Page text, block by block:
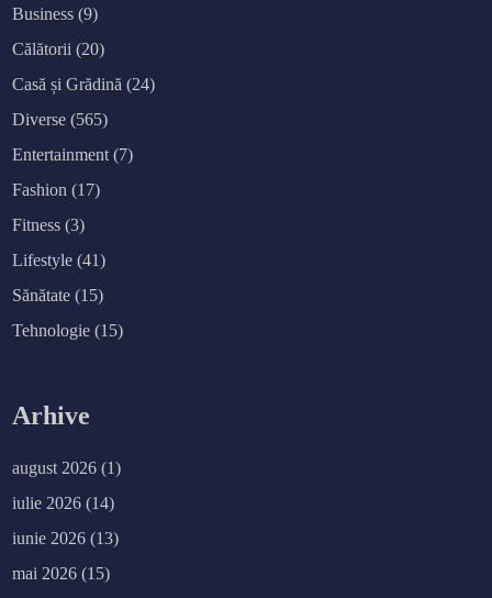
Business (9)
Călătorii (20)
Casă și Grădină (24)
Diverse (565)
Entertainment (7)
Fashion (17)
Fitness (3)
Lifestyle (41)
Sănătate (15)
Tehnologie (15)
Arhive
august 2026 (1)
iulie 2026 (14)
iunie 2026 (13)
mai 2026 (15)